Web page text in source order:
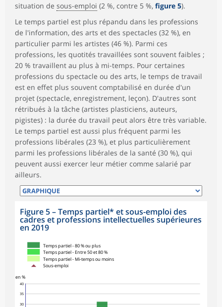
situation de sous-emploi (2 %, contre 5 %, figure 5).
Le temps partiel est plus répandu dans les professions
de l'information, des arts et des spectacles (32 %), en
particulier parmi les artistes (46 %). Parmi ces
professions, les quotités travaillées sont souvent faibles ;
20 % travaillent au plus à mi-temps. Pour certaines
professions du spectacle ou des arts, le temps de travail
est en effet plus souvent comptabilisé en durée d'un
projet (spectacle, enregistrement, leçon). D'autres sont
rétribués à la tâche (artistes plasticiens, auteurs,
pigistes) : la durée du travail peut alors être très variable.
Le temps partiel est aussi plus fréquent parmi les
professions libérales (23 %), et plus particulièrement
parmi les professions libérales de la santé (30 %), qui
peuvent aussi exercer leur métier comme salarié par
ailleurs.
Figure 5 – Temps partiel* et sous-emploi des
cadres et professions intellectuelles supérieures
en 2019
30
35
40
en %
Sous-emploi
Temps partiel - Mi-temps ou moins
Temps partiel - Entre 50 et 80 %
Temps partiel - 80 % ou plus